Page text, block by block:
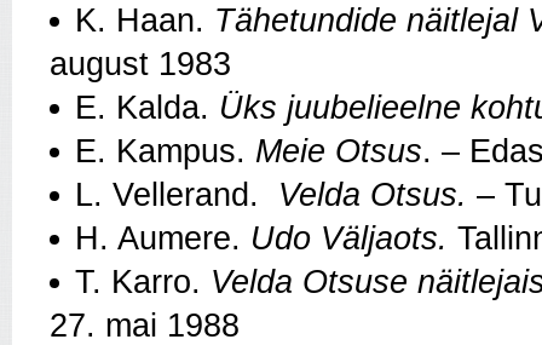
K. Haan. Tähetundide näitlejal
august 1983
E. Kalda. Üks juubelieelne
E. Kampus. Meie Otsus. –
L. Vellerand. Velda Otsus. –
H. Aumere. Udo Väljaots.
T. Karro. Velda Otsuse
27. mai 1988